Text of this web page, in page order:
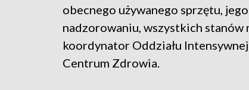
obecnego używanego sprzętu,
nadzorowaniu, wszystkich stanów
koordynator Oddziału
Centrum Zdrowia.